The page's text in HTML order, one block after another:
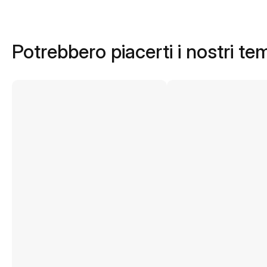
Potrebbero piacerti i nostri